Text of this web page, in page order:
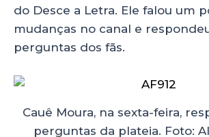
do Desce a Letra. Ele falou um
mudanças no canal e
perguntas dos fãs.
Cauê Moura, na sexta-feira,
perguntas da plateia. Foto: